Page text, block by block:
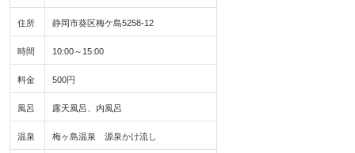
住所 静岡市葵区梅ケ島5258-12
時間 10:00～15:00
料金 500円
風呂 露天風呂、内風呂
温泉 梅ヶ島温泉 源泉かけ流し